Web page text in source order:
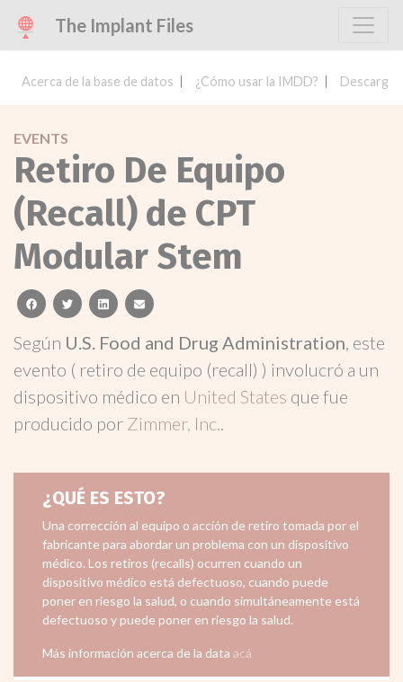
The Implant Files
Acerca de la base de datos ¿Cómo usar la IMDD? Descargar
EVENTS
Retiro De Equipo
(Recall) de CPT
Modular Stem
facebooktwitterlinkedinemail
Según U.S. Food and Drug Administration, este
evento ( retiro de equipo (recall) ) involucró a un
dispositivo médico en United States que fue
producido por Zimmer, Inc..
¿QUÉ ES ESTO?
Una corrección al equipo o acción de retiro tomada por el
fabricante para abordar un problema con un dispositivo
médico. Los retiros (recalls) ocurren cuando un
dispositivo médico está defectuoso, cuando puede
poner en riesgo la salud, o cuando simultáneamente está
defectuoso y puede poner en riesgo la salud.
Más información acerca de la data acá